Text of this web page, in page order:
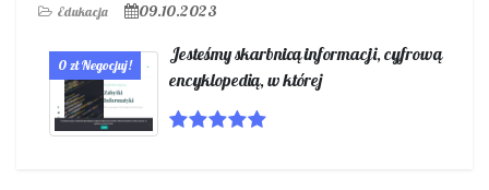
Edukacja 09.10.2023
0 zł Negocjuj!
Jesteśmy skarbnicą informacji, cyfrową
encyklopedią, w której